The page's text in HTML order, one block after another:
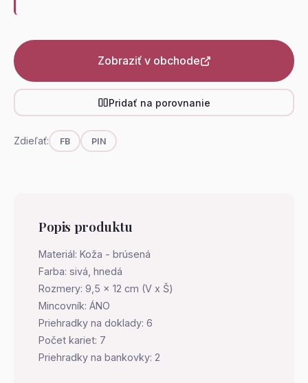
Zobraziť v obchode
Pridať na porovnanie
Zdieľať: FB PIN
Popis produktu
Materiál: Koža - brúsená
Farba: sivá, hnedá
Rozmery: 9,5 x 12 cm (V x Š)
Mincovník: ÁNO
Priehradky na doklady: 6
Počet kariet: 7
Priehradky na bankovky: 2